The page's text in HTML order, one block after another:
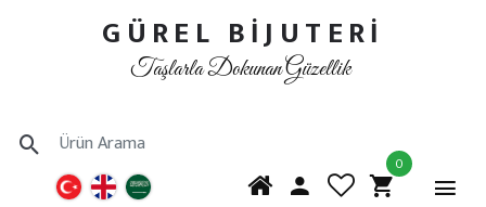
GÜREL BİJUTERİ
Taşlarla Dokunan Güzellik
0